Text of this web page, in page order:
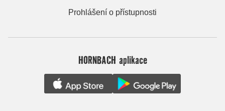
Prohlášení o přístupnosti
HORNBACH aplikace